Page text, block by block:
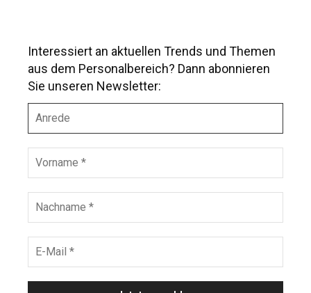
Interessiert an aktuellen Trends und Themen
aus dem Personalbereich? Dann abonnieren
Sie unseren Newsletter:
r
e
e
r
n
m
c
h
a
M
a